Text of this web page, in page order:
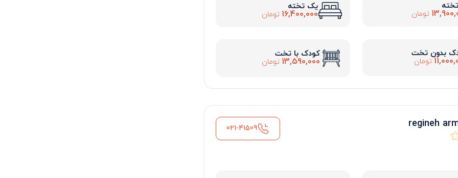
تومان
یک تخته
16,400,000 تومان
بدون تخت
تومان
کودک با تخت
13,590,000 تومان
021-41509